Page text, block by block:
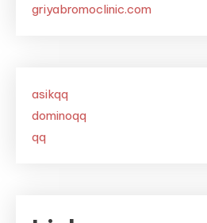
griyabromoclinic.com
asikqq
dominoqq
qq